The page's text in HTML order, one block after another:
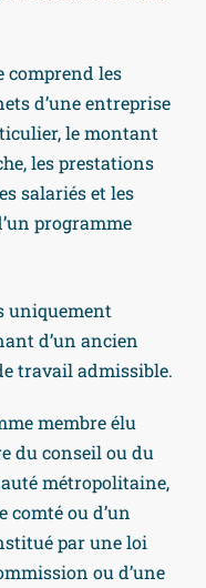
comprend les
d’une entreprise
le montant
les prestations
salariés et les
programme
uniquement
d’un ancien
travail admissible.
membre élu
du conseil ou du
métropolitaine,
comté ou d’un
par une loi
ou d’une